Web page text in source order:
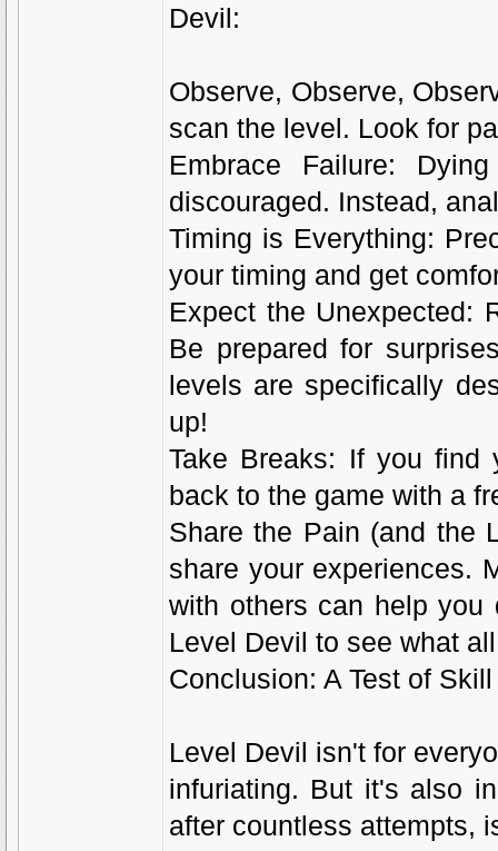
Devil:
Observe, Observe,
scan the level. Look for
Embrace Failure:
discouraged. Instead,
Timing is Everything:
your timing and get
Expect the Unexpected:
Be prepared for
levels are specifically
up!
Take Breaks: If you find
back to the game with a
Share the Pain (and the
share your experiences.
with others can help you
Level Devil to see what
Conclusion: A Test of
Level Devil isn't for
infuriating. But it's also
after countless attempts,